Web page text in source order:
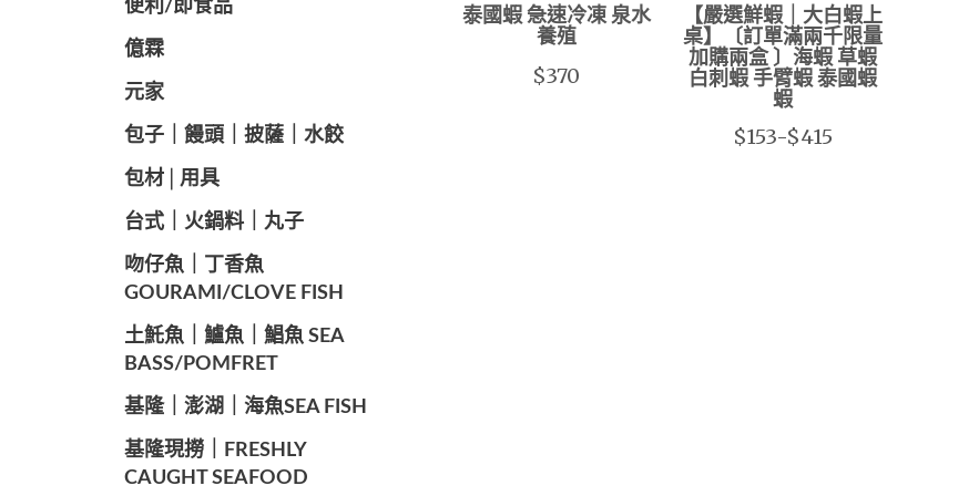
便利/即食品
億霖
元家
️包子｜饅頭｜披薩｜水餃
包材│用具
️台式｜火鍋料｜丸子
️吻仔魚｜丁香魚
GOURAMI/CLOVE FISH
️土魠魚｜鱸魚｜鯧魚 SEA ​​
BASS/POMFRET
️基隆｜澎湖｜海魚SEA ​​FISH
️基隆現撈｜FRESHLY
CAUGHT SEAFOOD
泰國蝦 急速冷凍 泉水
養殖
$370
【嚴選鮮蝦｜大白蝦上
桌】〔訂單滿兩千限量
加購兩盒 〕海蝦 草蝦
白刺蝦 手臂蝦 泰國蝦
蝦
$153-$415